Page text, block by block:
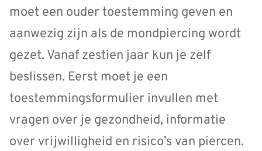
moet een ouder toestemming geven en
aanwezig zijn als de mondpiercing wordt
gezet. Vanaf zestien jaar kun je zelf
beslissen. Eerst moet je een
toestemmingsformulier invullen met
vragen over je gezondheid, informatie
over vrijwilligheid en risico’s van piercen.